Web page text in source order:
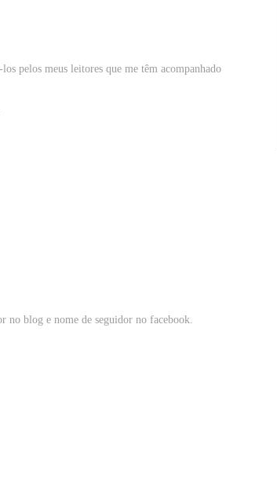
pelos meus leitores que me têm acompanhado
no blog e nome de seguidor no facebook.